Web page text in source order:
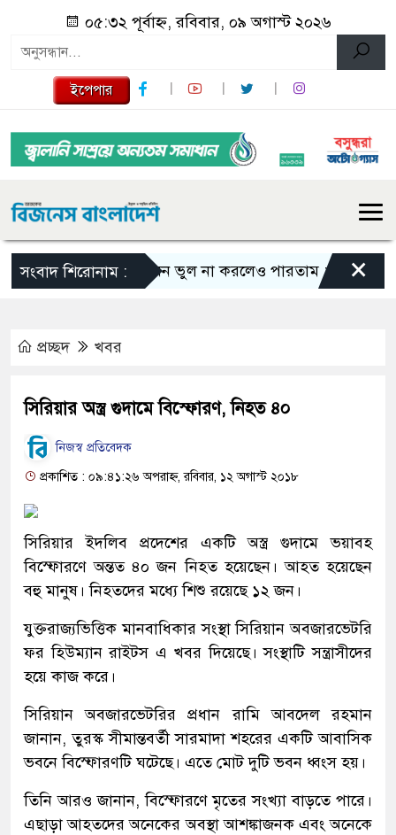
০৫:৩২ পূর্বাহ্ন, রবিবার, ০৯ অগাস্ট ২০২৬
ইপেপার
সংবাদ শিরোনাম :এমন ভুল না করলেও পারতাম : শাকিব খান
×
প্রচ্ছদ খবর
সিরিয়ার অস্ত্র গুদামে বিস্ফোরণ, নিহত ৪০
নিজস্ব প্রতিবেদক
প্রকাশিত : ০৯:৪১:২৬ অপরাহ্ন, রবিবার, ১২ অগাস্ট ২০১৮
সিরিয়ার ইদলিব প্রদেশের একটি অস্ত্র গুদামে ভয়াবহ
বিস্ফোরণে অন্তত ৪০ জন নিহত হয়েছেন। আহত হয়েছেন
বহু মানুষ। নিহতদের মধ্যে শিশু রয়েছে ১২ জন।
যুক্তরাজ্যভিত্তিক মানবাধিকার সংস্থা সিরিয়ান অবজারভেটরি
ফর হিউম্যান রাইটস এ খবর দিয়েছে। সংস্থাটি সন্ত্রাসীদের
হয়ে কাজ করে।
সিরিয়ান অবজারভেটরির প্রধান রামি আবদেল রহমান
জানান, তুরস্ক সীমান্তবর্তী সারমাদা শহরের একটি আবাসিক
ভবনে বিস্ফোরণটি ঘটেছে। এতে মোট দুটি ভবন ধ্বংস হয়।
তিনি আরও জানান, বিস্ফোরণে মৃতের সংখ্যা বাড়তে পারে।
এছাড়া আহতদের অনেকের অবস্থা আশঙ্কাজনক এবং অনেকে